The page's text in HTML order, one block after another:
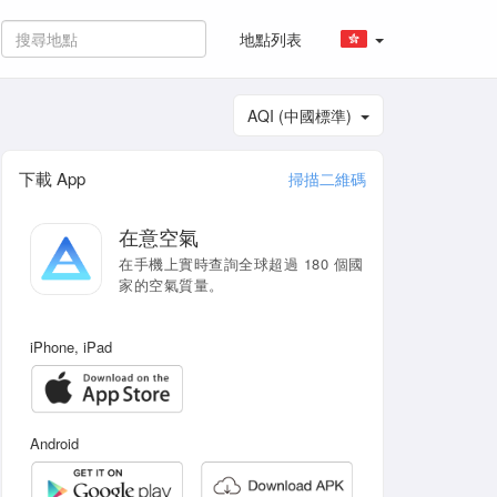
地點列表
AQI (中國標準)
下載 App 掃描二維碼
在意空氣
在手機上實時查詢全球超過 180 個國
家的空氣質量。
iPhone, iPad
Android